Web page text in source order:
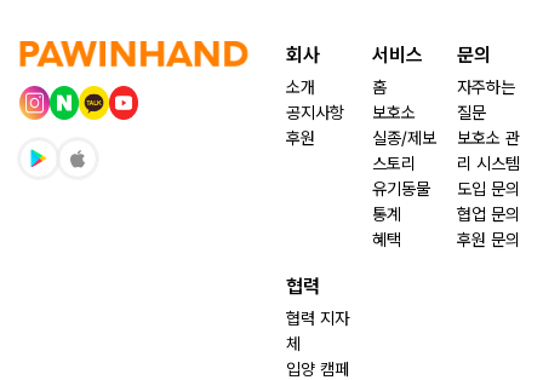
회사
소개
공지사항
후원
서비스
홈
보호소
실종/제보
스토리
유기동물
통계
혜택
문의
자주하는
질문
보호소 관
리 시스템
도입 문의
협업 문의
후원 문의
협력
협력 지자
체
입양 캠페